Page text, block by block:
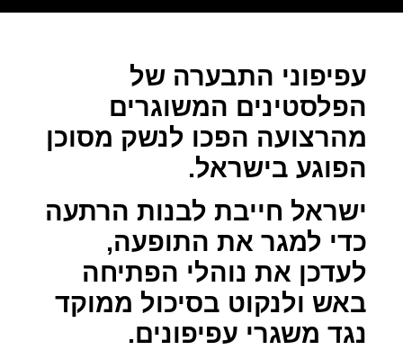
עפיפוני התבערה של
הפלסטינים המשוגרים
מהרצועה הפכו לנשק מסוכן
הפוגע בישראל.
ישראל חייבת לבנות הרתעה
כדי למגר את התופעה,
לעדכן את נוהלי הפתיחה
באש ולנקוט בסיכול ממוקד
נגד משגרי עפיפונים.